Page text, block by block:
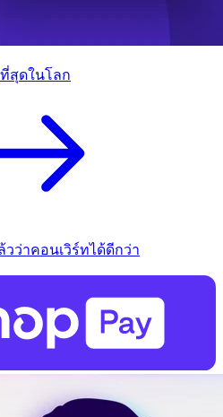
สุดในโลก
ว่าคอนเวิร์ทได้ดีกว่า